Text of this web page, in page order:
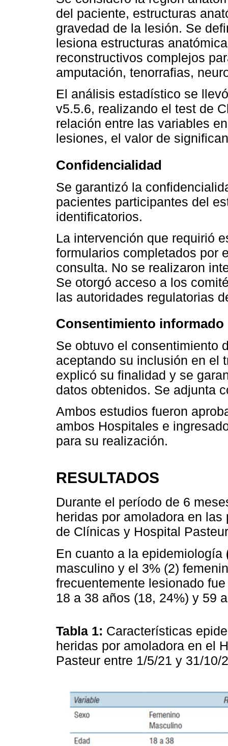
del paciente, estructuras
gravedad de la lesión. Se
lesiona estructuras
reconstructivos complejos
amputación, tenorrafias,
El análisis estadístico se
v5.5.6, realizando el test de
relación entre las variables
lesiones, el valor de
Confidencialidad
Se garantizó la
pacientes participantes del
identificatorios.
La intervención que requirió
formularios completados por
consulta. No se realizaron
Se otorgó acceso a los
las autoridades regulatorias
Consentimiento informado
Se obtuvo el consentimiento
aceptando su inclusión en el
explicó su finalidad y se
datos obtenidos. Se adjunta
Ambos estudios fueron
ambos Hospitales e
para su realización.
RESULTADOS
Durante el período de 6
heridas por amoladora en
de Clínicas y Hospital
En cuanto a la epidemiología
masculino y el 3% (2)
frecuentemente lesionado
18 a 38 años (18, 24%) y 59
Tabla 1: Características
heridas por amoladora en el
Pasteur entre 1/5/21 y 31/10/